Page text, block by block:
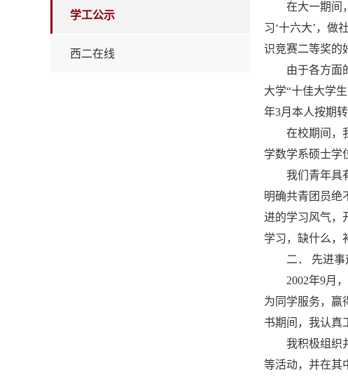
学工公示
西二在线
在大一期间
习‘十六大’，做
识竞赛二等奖的
由于各方面
大学“十佳大学
年3月本人按期转
在校期间，
学数学系硕士学
我们青年具
明确共青团员绝
进的学习风气，
学习，缺什么，
二． 先进事
2002年9月
为同学服务，赢
书期间，我认真
我积极组织
等活动，并在其